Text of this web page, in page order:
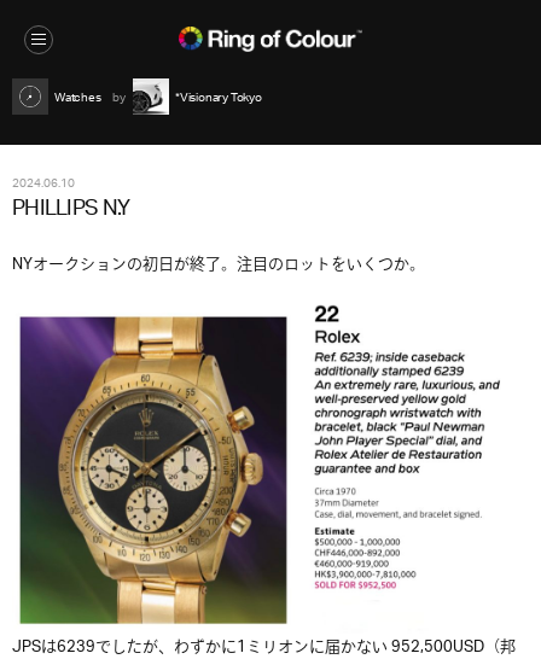
Watches *Visionary Tokyo
2024.06.10
PHILLIPS N.Y
NYオークションの初日が終了。注目のロットをいくつか。
JPSは6239でしたが、わずかに1ミリオンに届かない 952,500USD（邦